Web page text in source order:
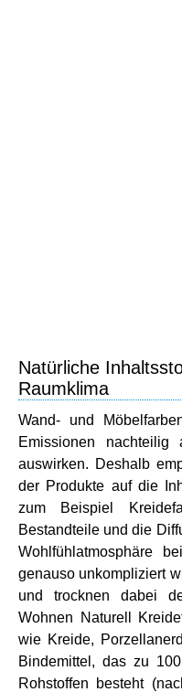
Natürliche
Raumklima
Wand- und
Emissionen
auswirken. Deshalb
der Produkte auf die
zum Beispiel
Bestandteile und die
Wohlfühlatmosphäre
genauso unkompliziert
und trocknen dabei
Wohnen Naturell
wie Kreide,
Bindemittel, das zu
Rohstoffen besteht